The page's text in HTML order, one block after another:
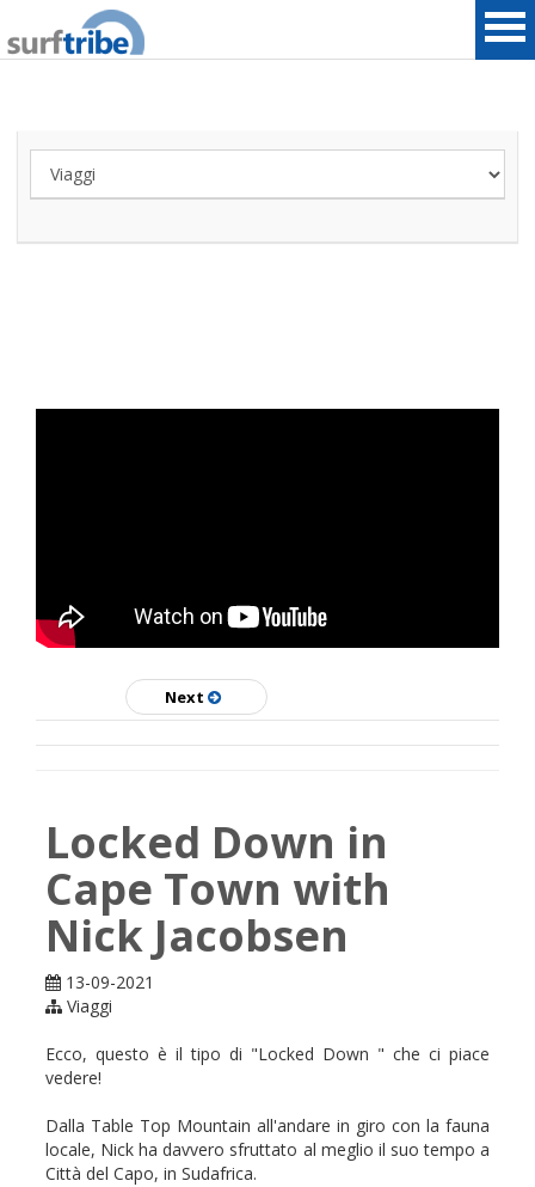
HOME
Next
Locked Down in
Cape Town with
Nick Jacobsen
13-09-2021
Viaggi
Ecco, questo è il tipo di "Locked Down " che ci piace
vedere!
Dalla Table Top Mountain all'andare in giro con la fauna
locale, Nick ha davvero sfruttato al meglio il suo tempo a
Città del Capo, in Sudafrica.